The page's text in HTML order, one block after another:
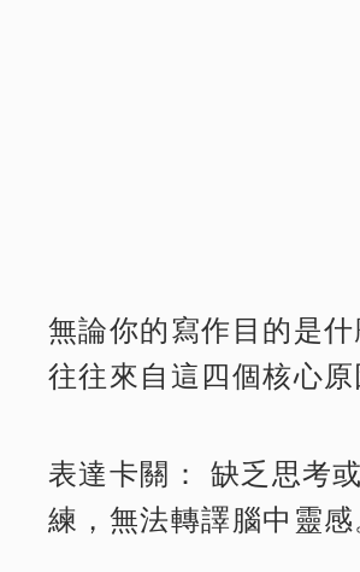
無論你的寫作目的是什
往往來自這四個核心原
表達卡關： 缺乏思考
練，無法轉譯腦中靈感